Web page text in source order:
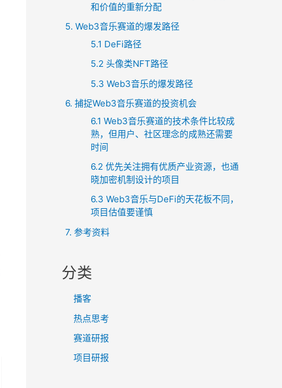
和价值的重新分配
5. Web3音乐赛道的爆发路径
5.1 DeFi路径
5.2 头像类NFT路径
5.3 Web3音乐的爆发路径
6. 捕捉Web3音乐赛道的投资机会
6.1 Web3音乐赛道的技术条件比较成
熟，但用户、社区理念的成熟还需要
时间
6.2 优先关注拥有优质产业资源，也通
晓加密机制设计的项目
6.3 Web3音乐与DeFi的天花板不同，
项目估值要谨慎
7. 参考资料
分类
播客
热点思考
赛道研报
项目研报